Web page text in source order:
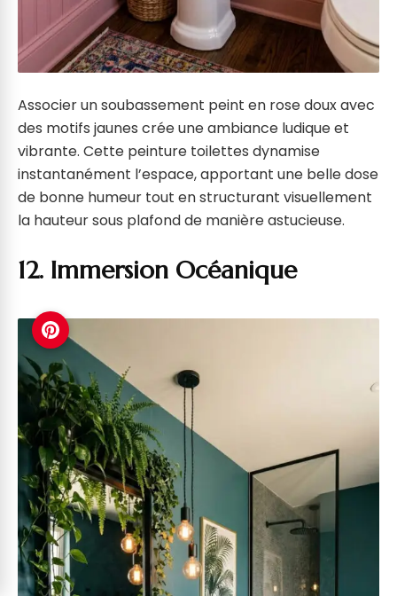
Associer un soubassement peint en rose doux avec
des motifs jaunes crée une ambiance ludique et
vibrante. Cette peinture toilettes dynamise
instantanément l’espace, apportant une belle dose
de bonne humeur tout en structurant visuellement
la hauteur sous plafond de manière astucieuse.
12. Immersion Océanique